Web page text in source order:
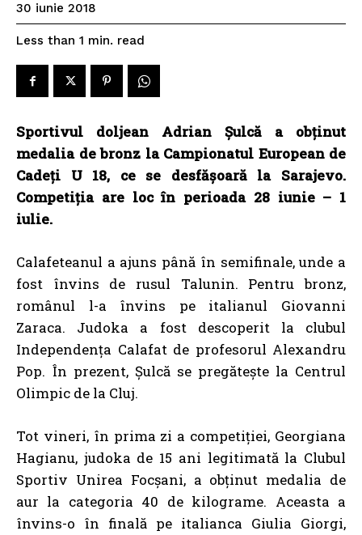
30 iunie 2018
Less than 1 min. read
Sportivul doljean Adrian Șulcă a obținut
medalia de bronz la Campionatul European de
Cadeți U 18, ce se desfășoară la Sarajevo.
Competiția are loc în perioada 28 iunie – 1
iulie.
Calafeteanul a ajuns până în semifinale, unde a
fost învins de rusul Talunin. Pentru bronz,
românul l-a învins pe italianul Giovanni
Zaraca. Judoka a fost descoperit la clubul
Independenţa Calafat de profesorul Alexandru
Pop. În prezent, Șulcă se pregătește la Centrul
Olimpic de la Cluj.
Tot vineri, în prima zi a competiției, Georgiana
Hagianu, judoka de 15 ani legitimată la Clubul
Sportiv Unirea Focșani, a obținut medalia de
aur la categoria 40 de kilograme. Aceasta a
învins-o în finală pe italianca Giulia Giorgi,